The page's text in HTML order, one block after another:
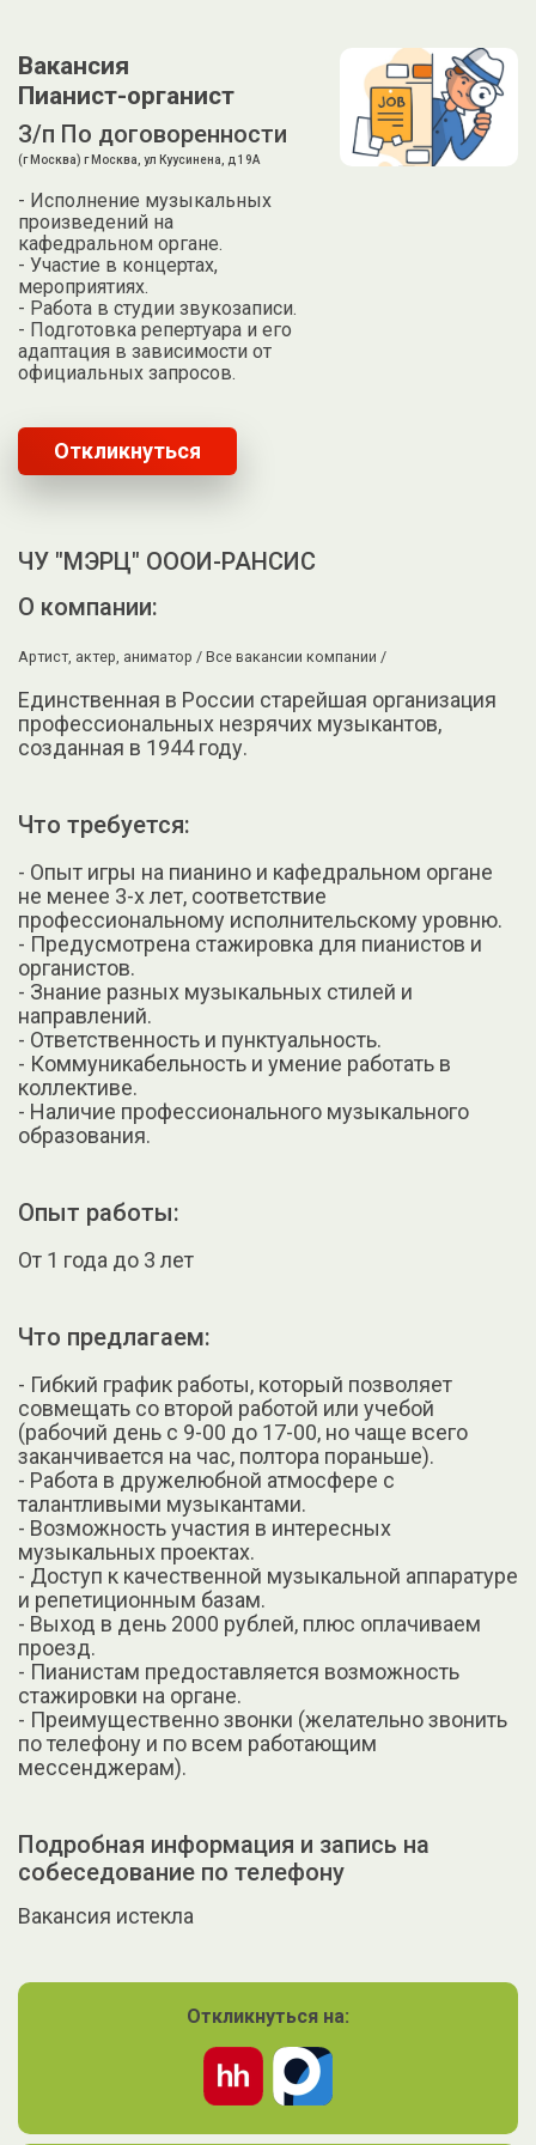
Вакансия
Пианист-органист
З/п По договоренности
(г Москва) г Москва, ул Куусинена, д 19А
- Исполнение музыкальных
произведений на
кафедральном органе.
- Участие в концертах,
мероприятиях.
- Работа в студии звукозаписи.
- Подготовка репертуара и его
адаптация в зависимости от
официальных запросов.
Откликнуться
ЧУ "МЭРЦ" ОООИ-РАНСИС
О компании:
Артист, актер, аниматор / Все вакансии компании /
Единственная в России старейшая организация
профессиональных незрячих музыкантов,
созданная в 1944 году.
Что требуется:
- Опыт игры на пианино и кафедральном органе
не менее 3-х лет, соответствие
профессиональному исполнительскому уровню.
- Предусмотрена стажировка для пианистов и
органистов.
- Знание разных музыкальных стилей и
направлений.
- Ответственность и пунктуальность.
- Коммуникабельность и умение работать в
коллективе.
- Наличие профессионального музыкального
образования.
Опыт работы:
От 1 года до 3 лет
Что предлагаем:
- Гибкий график работы, который позволяет
совмещать со второй работой или учебой
(рабочий день с 9-00 до 17-00, но чаще всего
заканчивается на час, полтора пораньше).
- Работа в дружелюбной атмосфере с
талантливыми музыкантами.
- Возможность участия в интересных
музыкальных проектах.
- Доступ к качественной музыкальной аппаратуре
и репетиционным базам.
- Выход в день 2000 рублей, плюс оплачиваем
проезд.
- Пианистам предоставляется возможность
стажировки на органе.
- Преимущественно звонки (желательно звонить
по телефону и по всем работающим
мессенджерам).
Подробная информация и запись на
собеседование по телефону
Вакансия истекла
Откликнуться на: